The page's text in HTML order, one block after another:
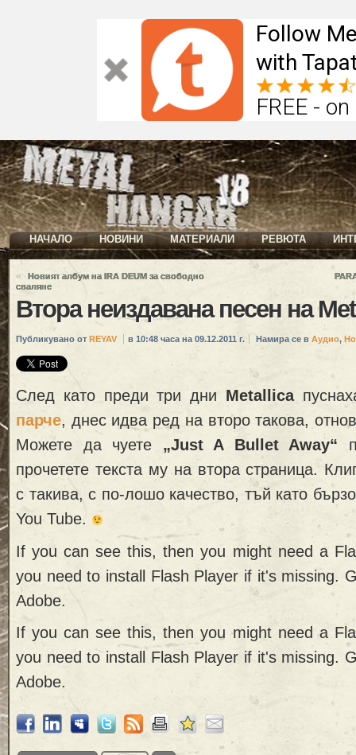
Follow
with
FREE -
НАЧАЛО НОВИНИ МАТЕРИАЛИ РЕВЮТА
«
Новият албум на IRA DEUM за свободно
сваляне
Втора неиздавана песен на
Публикувано от REYAV в 10:48 часа на 09.12.2011 г. Намира се в Аудио,
След като преди три дни Metallica
парче, днес идва ред на второ такова,
Можете да чуете „Just A Bullet Away“
прочетете текста му на втора страница.
с такива, с по-лошо качество, тъй като
You Tube.
If you can see this, then you might need a
you need to install Flash Player if it's missing.
Adobe.
If you can see this, then you might need a
you need to install Flash Player if it's missing.
Adobe.